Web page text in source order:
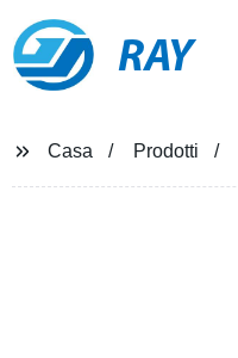
RAY
Casa Prodotti